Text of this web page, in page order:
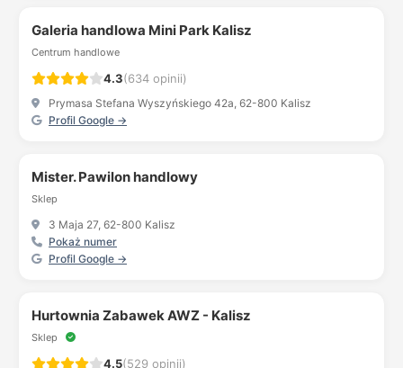
Galeria handlowa Mini Park Kalisz
Centrum handlowe
4.3(634 opinii)
Prymasa Stefana Wyszyńskiego 42a, 62-800 Kalisz
Profil Google →
Mister. Pawilon handlowy
Sklep
3 Maja 27, 62-800 Kalisz
Pokaż numer
Profil Google →
Hurtownia Zabawek AWZ - Kalisz
Sklep
4.5(529 opinii)